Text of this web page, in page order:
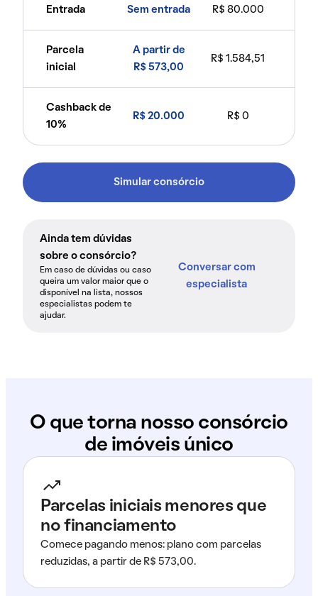
Entrada Sem entrada R$ 80.000
Parcela
inicial
A partir de
R$ 573,00
R$ 1.584,51
Cashback de
10%
R$ 20.000 R$ 0
Simular consórcio
Ainda tem dúvidas
sobre o consórcio?
Em caso de dúvidas ou caso
queira um valor maior que o
disponível na lista, nossos
especialistas podem te
ajudar.
Conversar com
especialista
O que torna nosso consórcio
de imóveis único
Parcelas iniciais menores que
no financiamento
Comece pagando menos: plano com parcelas
reduzidas, a partir de R$ 573,00.